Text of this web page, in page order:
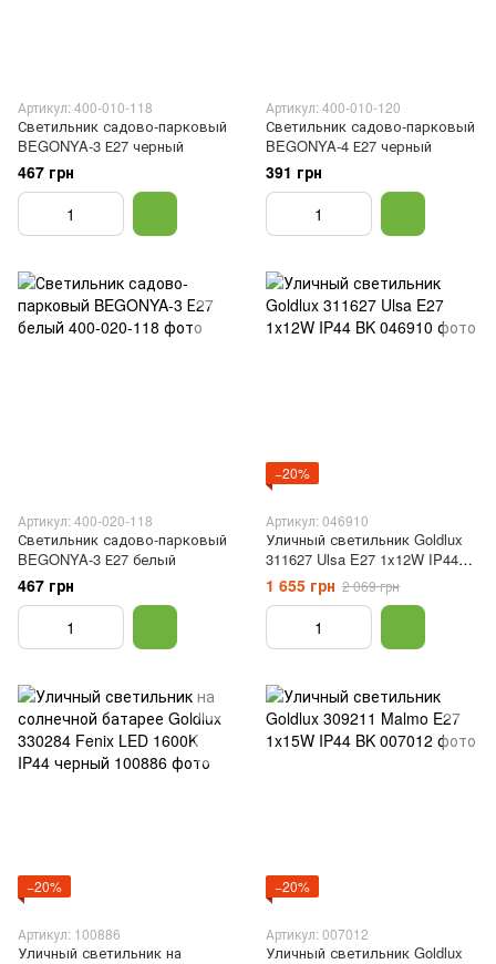
Артикул: 400-010-118
Светильник садово-парковый
BEGONYA-3 Е27 черный
467 грн
Артикул: 400-010-120
Светильник садово-парковый
BEGONYA-4 Е27 черный
391 грн
Артикул: 400-020-118
Светильник садово-парковый
BEGONYA-3 Е27 белый
467 грн
−20%
Артикул: 046910
Уличный светильник Goldlux
311627 Ulsa E27 1x12W IP44
BK
1 655 грн 2 069 грн
−20%
Артикул: 100886
Уличный светильник на
−20%
Артикул: 007012
Уличный светильник Goldlux